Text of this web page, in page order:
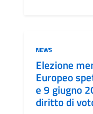
Categoria:
NEWS
Elezione
Europeo
e 9 giugno
diritto di